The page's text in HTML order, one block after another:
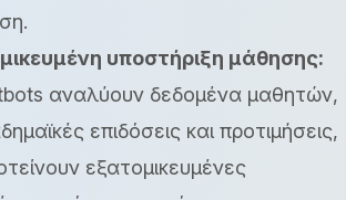
υποστήριξη μάθησης:
αναλύουν δεδομένα μαθητών,
επιδόσεις και προτιμήσεις,
εξατομικευμένες